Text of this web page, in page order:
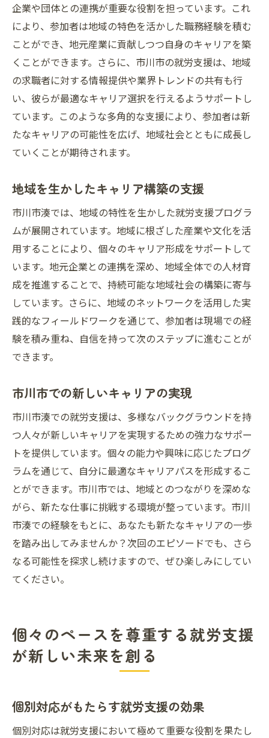
企業や団体との連携が重要な役割を担っています。これ
により、参加者は地域の特色を活かした職務経験を積む
ことができ、地元産業に貢献しつつ自身のキャリアを築
くことができます。さらに、市川市の就労支援は、地域
の求職者に対する情報提供や業界トレンドの共有も行
い、彼らが最適なキャリア選択を行えるようサポートし
ています。このような多角的な支援により、参加者は新
たなキャリアの可能性を広げ、地域社会とともに成長し
ていくことが期待されます。
地域を生かしたキャリア構築の支援
市川市湊では、地域の特性を生かした就労支援プログラ
ムが展開されています。地域に根ざした産業や文化を活
用することにより、個々のキャリア形成をサポートして
います。地元企業との連携を深め、地域全体での人材育
成を推進することで、持続可能な地域社会の構築に寄与
しています。さらに、地域のネットワークを活用した実
践的なフィールドワークを通じて、参加者は現場での経
験を積み重ね、自信を持って次のステップに進むことが
できます。
市川市での新しいキャリアの実現
市川市湊での就労支援は、多様なバックグラウンドを持
つ人々が新しいキャリアを実現するための強力なサポー
トを提供しています。個々の能力や興味に応じたプログ
ラムを通じて、自分に最適なキャリアパスを形成するこ
とができます。市川市では、地域とのつながりを深めな
がら、新たな仕事に挑戦する環境が整っています。市川
市湊での経験をもとに、あなたも新たなキャリアの一歩
を踏み出してみませんか？次回のエピソードでも、さら
なる可能性を探求し続けますので、ぜひ楽しみにしてい
てください。
個々のペースを尊重する就労支援
が新しい未来を創る
個別対応がもたらす就労支援の効果
個別対応は就労支援において極めて重要な役割を果たし